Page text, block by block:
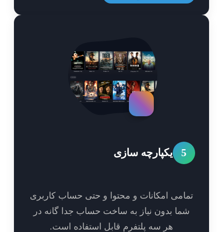
یکپارچه سازی
امکانات و محتوا و حتی حساب کاربری
بدون نیاز به ساخت حساب جدا گانه در
هر سه پلتفرم قابل استفاده است.